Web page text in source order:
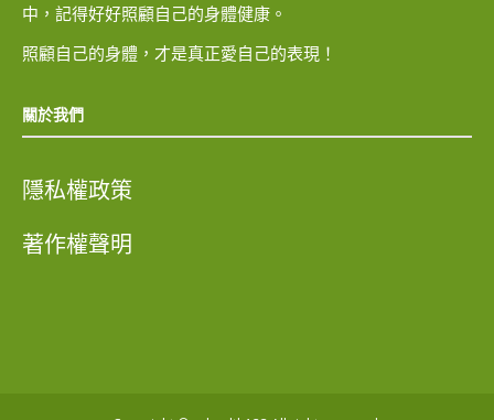
中，記得好好照顧自己的身體健康。
照顧自己的身體，才是真正愛自己的表現！
關於我們
隱私權政策
著作權聲明